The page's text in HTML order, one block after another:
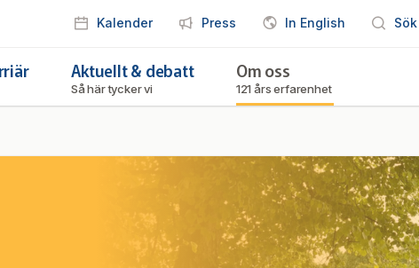
Kalender Press In English Sök
Aktuellt & debatt
Så här tycker vi
Om oss
121 års erfarenhet